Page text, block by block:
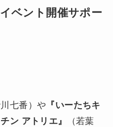
ベント開催サポー
川七番）や 『いーたちキ
ン アトリエ』
（若葉